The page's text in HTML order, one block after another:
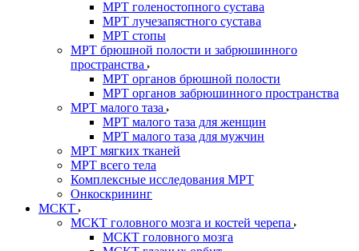
МРТ голеностопного сустава
МРТ лучезапястного сустава
МРТ стопы
МРТ брюшной полости и забрюшинного
пространства
МРТ органов брюшной полости
МРТ органов забрюшинного пространства
МРТ малого таза
МРТ малого таза для женщин
МРТ малого таза для мужчин
МРТ мягких тканей
МРТ всего тела
Комплексные исследования МРТ
Онкоскрининг
МСКТ
МСКТ головного мозга и костей черепа
МСКТ головного мозга